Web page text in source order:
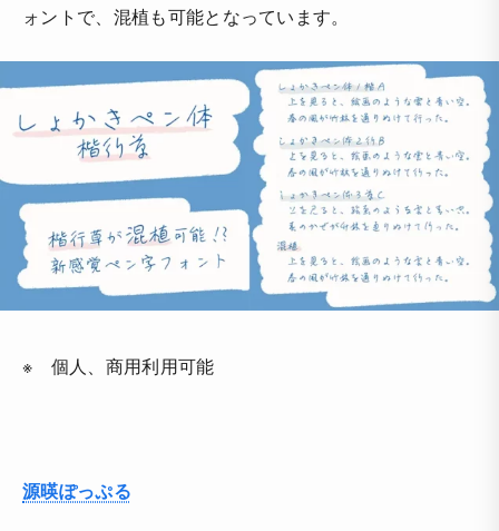
ォントで、混植も可能となっています。
※ 個人、商用利用可能
源暎ぽっぷる